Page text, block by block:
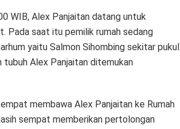
WIB, Alex Panjaitan datang untuk
Pada saat itu pemilik rumah sedang
yaitu Salmon Sihombing sekitar pukul
tubuh Alex Panjaitan ditemukan
membawa Alex Panjaitan ke Rumah
sempat memberikan pertolongan